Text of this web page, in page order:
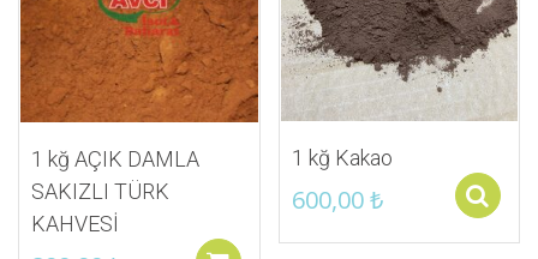
1 kğ AÇIK DAMLA
SAKIZLI TÜRK
KAHVESİ
1 kğ Kakao
600,00₺